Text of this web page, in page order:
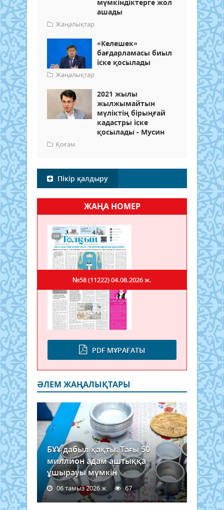
мүмкіндіктерге жол
ашады
Жаңалықтар
«Келешек»
бағдарламасы биыл
іске қосылады
Жаңалықтар
2021 жылы
жылжымайтын
мүліктің бірыңғай
кадастры іске
қосылады - Мусин
Қоғам
Пікір қалдыру
ЖАҢА НОМЕР
PDF МҰРАҒАТЫ
№58 (11222)04.08.2026 ж.
ӘЛЕМ ЖАҢАЛЫҚТАРЫ
БҰҰ дабыл қақты: Тағы 50
миллион адам аштыққа
ұшырауы мүмкін
06 тамыз 2026 ж. 67